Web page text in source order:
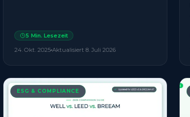
5 Min. Lesezeit
24. Okt. 2025 Aktualisiert8. Juli 2026
ESG & COMPLIANCE